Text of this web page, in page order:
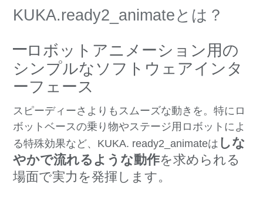
KUKA.ready2_animateとは？
–ロボットアニメーション用の
シンプルなソフトウェアインタ
ーフェース
スピーディーさよりもスムーズな動きを。特にロ
ボットベースの乗り物やステージ用ロボットによ
る特殊効果など、KUKA. ready2_animateは しな
やかで流れるような動作を求められる
場面で実力を発揮します。